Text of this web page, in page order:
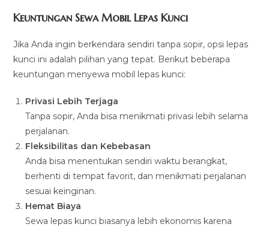
Keuntungan Sewa Mobil Lepas Kunci
Jika Anda ingin berkendara sendiri tanpa sopir, opsi lepas
kunci ini adalah pilihan yang tepat. Berikut beberapa
keuntungan menyewa mobil lepas kunci:
Privasi Lebih Terjaga
Tanpa sopir, Anda bisa menikmati privasi lebih selama
perjalanan.
Fleksibilitas dan Kebebasan
Anda bisa menentukan sendiri waktu berangkat,
berhenti di tempat favorit, dan menikmati perjalanan
sesuai keinginan.
Hemat Biaya
Sewa lepas kunci biasanya lebih ekonomis karena